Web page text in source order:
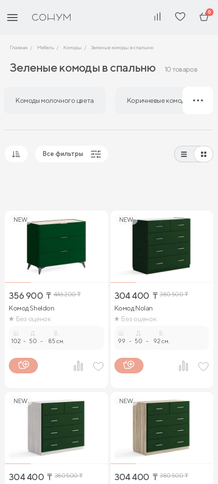
0
Главная Мебель Комоды Зеленые комоды в спальню
Зеленые комоды в спальню 10 товаров
Комоды молочного цвета Коричневые комоды в
Все фильтры
NEW
356 900 ₸ 446 200₸
Комод Sheldon
Без оценок
Ш.
102 -
Д.
50 -
В.
85 см.
NEW
304 400 ₸ 380 500₸
Комод Nolan
Без оценок
Ш.
99 -
Д.
50 -
В.
92 см.
NEW
304 400 ₸ 380 500₸
NEW
304 400 ₸ 380 500₸